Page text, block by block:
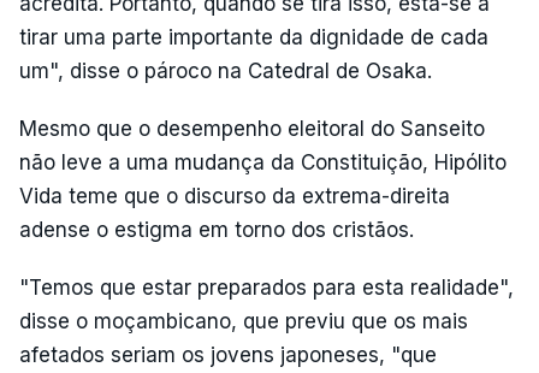
tirar uma parte importante da dignidade de cada
um", disse o pároco na Catedral de Osaka.
Mesmo que o desempenho eleitoral do Sanseito
não leve a uma mudança da Constituição, Hipólito
Vida teme que o discurso da extrema-direita
adense o estigma em torno dos cristãos.
"Temos que estar preparados para esta realidade",
disse o moçambicano, que previu que os mais
afetados seriam os jovens japoneses, "que